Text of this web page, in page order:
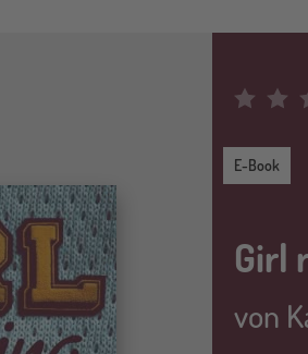
Average
E-Book
E-Book
Girl
von